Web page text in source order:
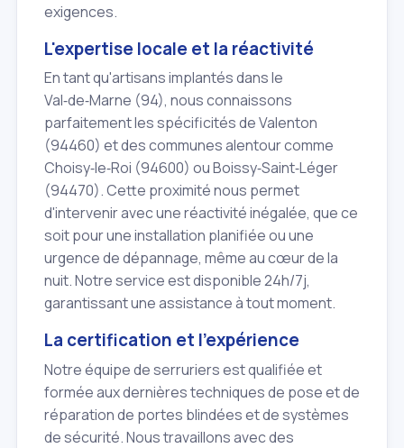
exigences.
L'expertise locale et la réactivité
En tant qu'artisans implantés dans le
Val‑de‑Marne (94), nous connaissons
parfaitement les spécificités de Valenton
(94460) et des communes alentour comme
Choisy‑le‑Roi (94600) ou Boissy‑Saint‑Léger
(94470). Cette proximité nous permet
d'intervenir avec une réactivité inégalée, que ce
soit pour une installation planifiée ou une
urgence de dépannage, même au cœur de la
nuit. Notre service est disponible 24h/7j,
garantissant une assistance à tout moment.
La certification et l'expérience
Notre équipe de serruriers est qualifiée et
formée aux dernières techniques de pose et de
réparation de portes blindées et de systèmes
de sécurité. Nous travaillons avec des